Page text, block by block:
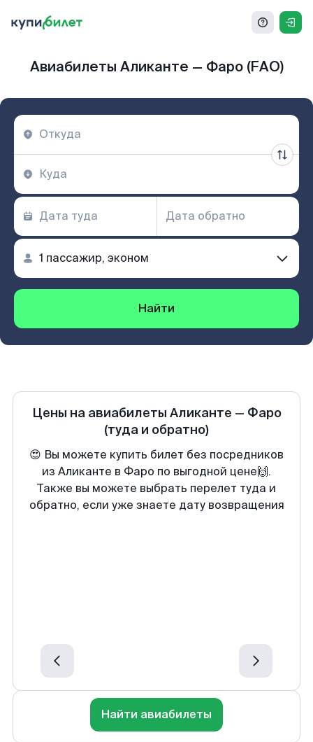
Авиабилеты Аликанте — Фаро (FAO)
Найти
Цены на авиабилеты Аликанте — Фаро
(туда и обратно)
😍 Вы можете купить билет без посредников
из Аликанте в Фаро по выгодной цене🙌.
Также вы можете выбрать перелет туда и
обратно, если уже знаете дату возвращения
Найти авиабилеты